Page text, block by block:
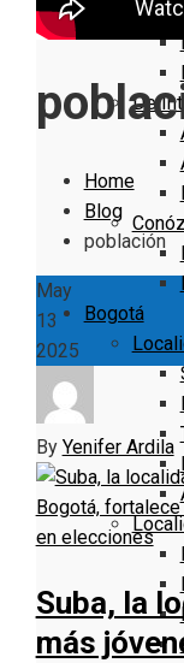
De
Bogotá
Home
Blog
población
May
13
2025
By Yenifer Ardila
Suba, la
más